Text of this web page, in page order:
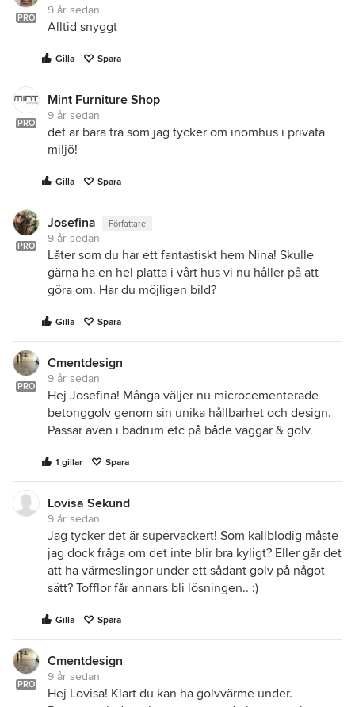
PRO
9 år sedan
Alltid snyggt
Gilla Spara
PRO
Mint Furniture Shop
9 år sedan
det är bara trä som jag tycker om inomhus i privata
miljö!
Gilla Spara
PRO
Josefina Författare
9 år sedan
Låter som du har ett fantastiskt hem Nina! Skulle
gärna ha en hel platta i vårt hus vi nu håller på att
göra om. Har du möjligen bild?
Gilla Spara
PRO
Cmentdesign
9 år sedan
Hej Josefina! Många väljer nu microcementerade
betonggolv genom sin unika hållbarhet och design.
Passar även i badrum etc på både väggar & golv.
1 gillar Spara
Lovisa Sekund
9 år sedan
Jag tycker det är supervackert! Som kallblodig måste
jag dock fråga om det inte blir bra kyligt? Eller går det
att ha värmeslingor under ett sådant golv på något
sätt? Tofflor får annars bli lösningen.. :)
Gilla Spara
PRO
Cmentdesign
9 år sedan
Hej Lovisa! Klart du kan ha golvvärme under.